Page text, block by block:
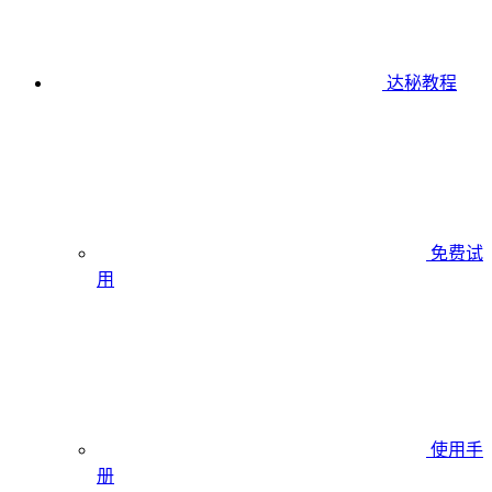
达秘教程
免费试
用
使用手
册